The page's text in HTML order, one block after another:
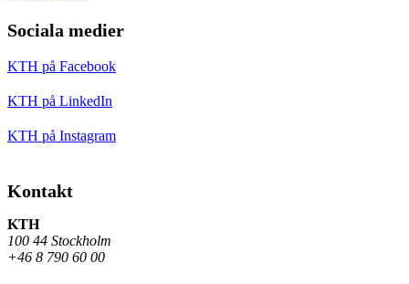
Sociala medier
KTH på Facebook
KTH på LinkedIn
KTH på Instagram
Kontakt
KTH
100 44 Stockholm
+46 8 790 60 00